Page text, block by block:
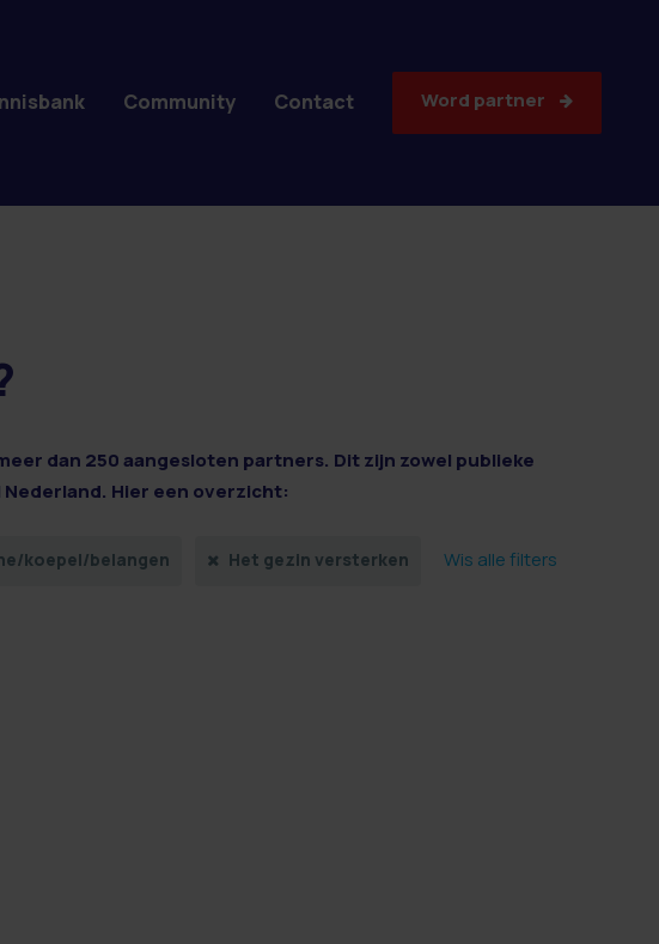
dan 250 aangesloten partners. Dit zijn zowel publieke
Hier een overzicht:
koepel/belangen Het gezin versterken Wis alle filters
Community Contact Word partner